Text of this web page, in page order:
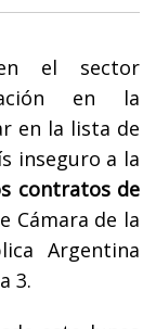
el sector
en la
en la lista de
inseguro a la
contratos de
Cámara de la
Argentina
3.